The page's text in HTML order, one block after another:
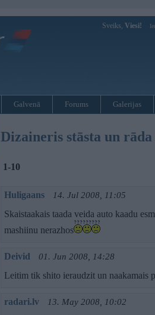
Sveiks, Viesi!
Galvenā Forums Galerijas
Dizaineris stāsta un
1-10
Huligaans 14. Jul 2008, 11:05
Skaistaakais taada veida auto kaadu
mashiinu nerazhos
Deivid 01. Jun 2008, 14:28
Leitim tik shito ieraudzit un naakamais
radari.lv 13. May 2008, 10:02